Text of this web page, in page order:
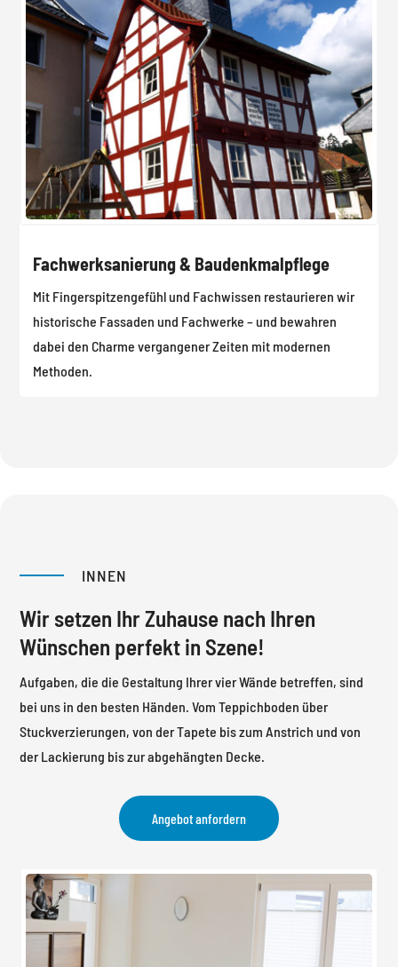
Fachwerksanierung & Baudenkmalpflege
Mit Fingerspitzengefühl und Fachwissen restaurieren wir
historische Fassaden und Fachwerke – und bewahren
dabei den Charme vergangener Zeiten mit modernen
Methoden.
INNEN
Wir setzen Ihr Zuhause nach Ihren
Wünschen perfekt in Szene!
Aufgaben, die die Gestaltung Ihrer vier Wände betreffen, sind
bei uns in den besten Händen. Vom Teppichboden über
Stuckverzierungen, von der Tapete bis zum Anstrich und von
der Lackierung bis zur abgehängten Decke.
Angebot anfordern